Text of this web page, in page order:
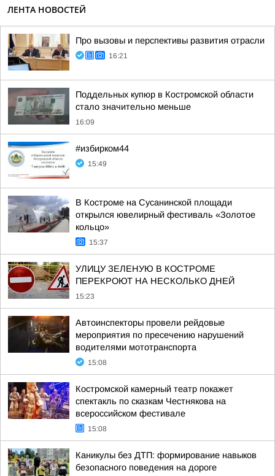
ЛЕНТА НОВОСТЕЙ
Про вызовы и перспективы развития отрасли
16:21
Поддельных купюр в Костромской области
стало значительно меньше
16:09
#избирком44
15:49
В Костроме на Сусанинской площади
открылся ювелирный фестиваль «Золотое
кольцо»
15:37
УЛИЦУ ЗЕЛЕНУЮ В КОСТРОМЕ
ПЕРЕКРОЮТ НА НЕСКОЛЬКО ДНЕЙ
15:23
Автоинспекторы провели рейдовые
мероприятия по пресечению нарушений
водителями мототранспорта
15:08
Костромской камерный театр покажет
спектакль по сказкам Честнякова на
всероссийском фестивале
15:08
Каникулы без ДТП: формирование навыков
безопасного поведения на дороге